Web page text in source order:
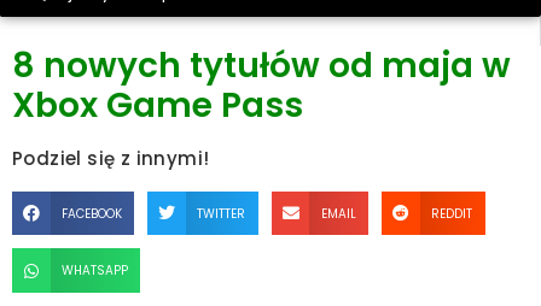
8 nowych tytułów od maja w
Xbox Game Pass
Podziel się z innymi!
FACEBOOK TWITTER EMAIL REDDIT
WHATSAPP